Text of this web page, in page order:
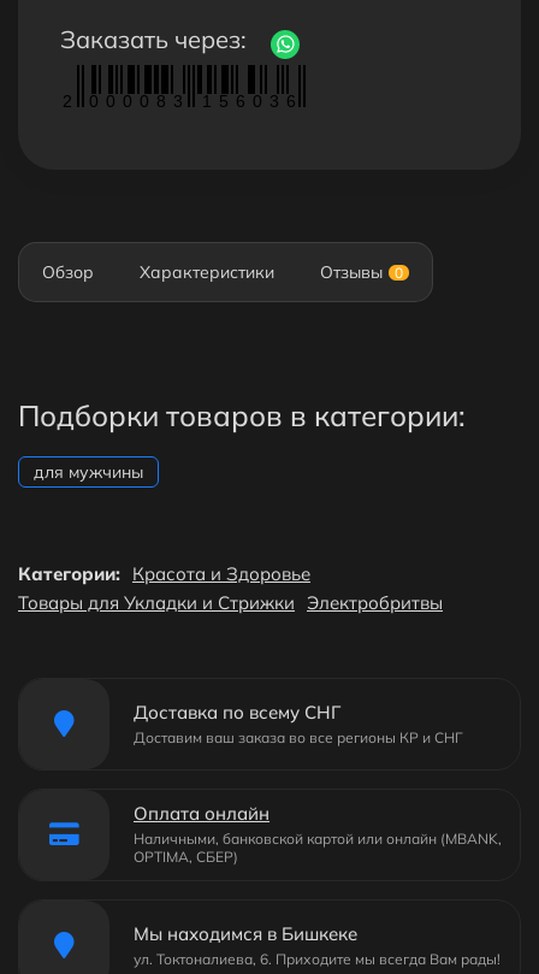
Заказать через:
2 0 0 0 0 8 3 1 5 6 0 3 6
Обзор Характеристики Отзывы 0
Подборки товаров в категории:
для мужчины
Категории: Красота и Здоровье
Товары для Укладки и Стрижки
Электробритвы
Доставка по всему СНГ
Доставим ваш заказа во все регионы КР и СНГ
Оплата онлайн
Наличными, банковской картой или онлайн (MBANK,
OPTIMA, СБЕР)
Мы находимся в Бишкеке
ул. Токтоналиева, 6. Приходите мы всегда Вам рады!